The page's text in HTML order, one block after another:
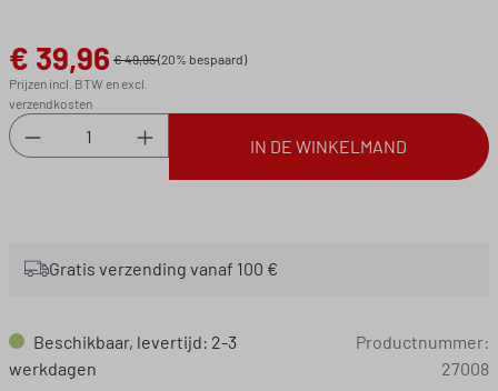
Verkoopprijs:
€ 39,96 € 49,95(20% bespaard)
Prijzen incl. BTW en excl.
verzendkosten
Producthoeveelheid: Voer de gewenste
IN DE WINKELMAND
Gratis verzending vanaf 100 €
Beschikbaar, levertijd: 2-3
werkdagen
Productnummer:
27008